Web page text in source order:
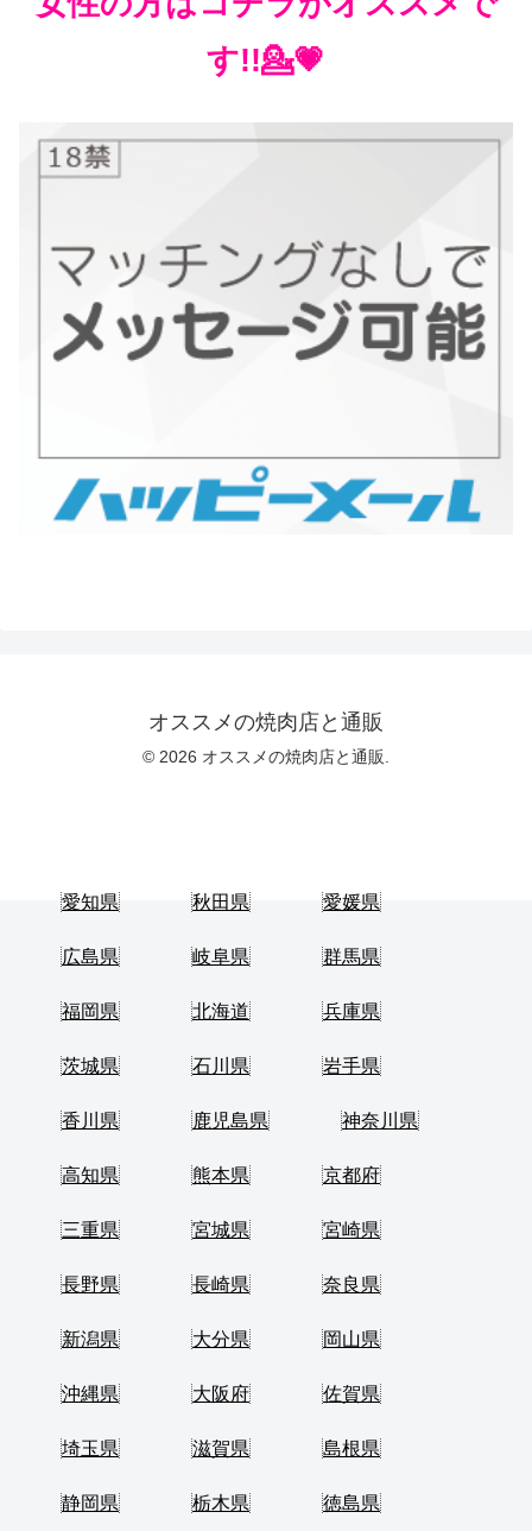
す!!💁💗
オススメの焼肉店と通販
© 2026 オススメの焼肉店と通販.
愛知県 秋田県 愛媛県
広島県 岐阜県 群馬県
福岡県 北海道 兵庫県
茨城県 石川県 岩手県
香川県 鹿児島県 神奈川県
高知県 熊本県 京都府
三重県 宮城県 宮崎県
長野県 長崎県 奈良県
新潟県 大分県 岡山県
沖縄県 大阪府 佐賀県
埼玉県 滋賀県 島根県
静岡県 栃木県 徳島県